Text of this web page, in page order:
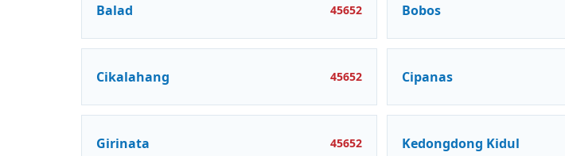
Balad 45652 Bobos
Cikalahang 45652 Cipanas
Girinata 45652 Kedongdong Kidul